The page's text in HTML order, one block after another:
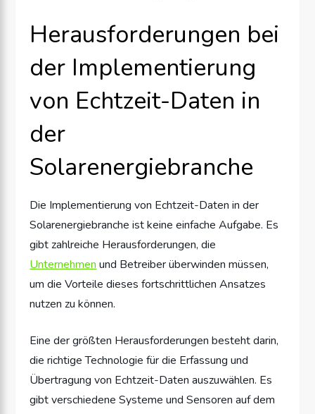
Herausforderungen bei
der Implementierung
von Echtzeit-Daten in
der
Solarenergiebranche
Die Implementierung von Echtzeit-Daten in der
Solarenergiebranche ist keine einfache Aufgabe. Es
gibt zahlreiche Herausforderungen, die
Unternehmen und Betreiber überwinden müssen,
um die Vorteile dieses fortschrittlichen Ansatzes
nutzen zu können.
Eine der größten Herausforderungen besteht darin,
die richtige Technologie für die Erfassung und
Übertragung von Echtzeit-Daten auszuwählen. Es
gibt verschiedene Systeme und Sensoren auf dem